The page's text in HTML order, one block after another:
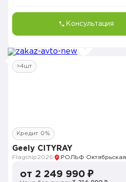
Консультация
>4шт
Кредит 0%
Geely CITYRAY
Flagship2026 РОЛЬФ Октябрьская
от 2 249 990 ₽